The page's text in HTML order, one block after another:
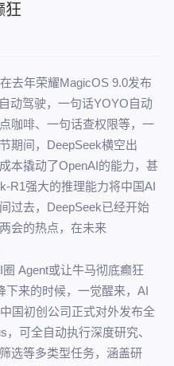
狂
年荣耀MagicOS 9.0发布
动驾驶，一句话YOYO自动
咖啡、一句话查权限等，一
期间，DeepSeek横空出
本撬动了OpenAI的能力，甚
R1强大的推理能力将中国AI
过去，DeepSeek已经开始
会的热点，在未来
来的时候，一觉醒来，AI
国初创公司正式对外发布全
可全自动执行深度研究、
选等多类型任务，涵盖研